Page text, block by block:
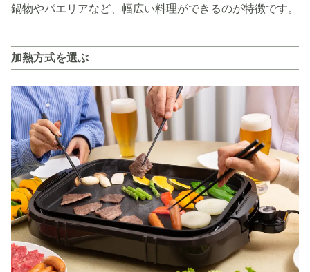
鍋物やパエリアなど、幅広い料理ができるのが特徴です。
加熱方式を選ぶ